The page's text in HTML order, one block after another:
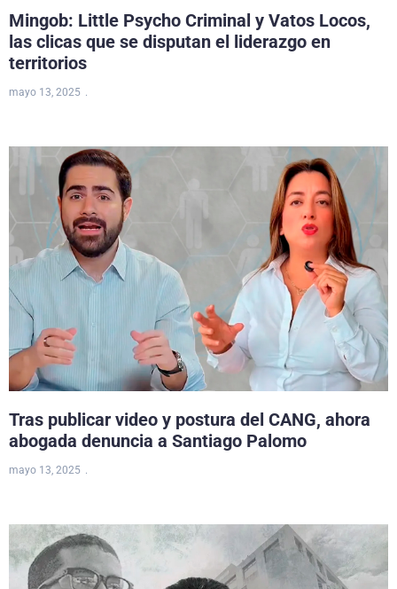
Mingob: Little Psycho Criminal y Vatos Locos,
las clicas que se disputan el liderazgo en
territorios
mayo 13, 2025
Tras publicar video y postura del CANG, ahora
abogada denuncia a Santiago Palomo
mayo 13, 2025